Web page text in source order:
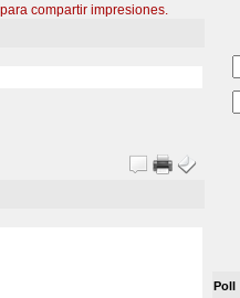
compartir impresiones.
Poll